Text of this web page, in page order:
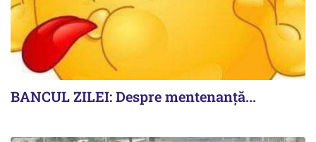
BANCUL ZILEI: Despre mentenanță...